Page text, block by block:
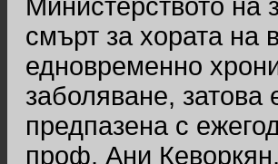
Министерството на
смърт за хората на
едновременно
заболяване, затова
предпазена с
проф. Ани